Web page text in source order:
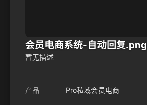
会员电商系统-自动回复.png
暂无描述
产品 Pro私域会员电商